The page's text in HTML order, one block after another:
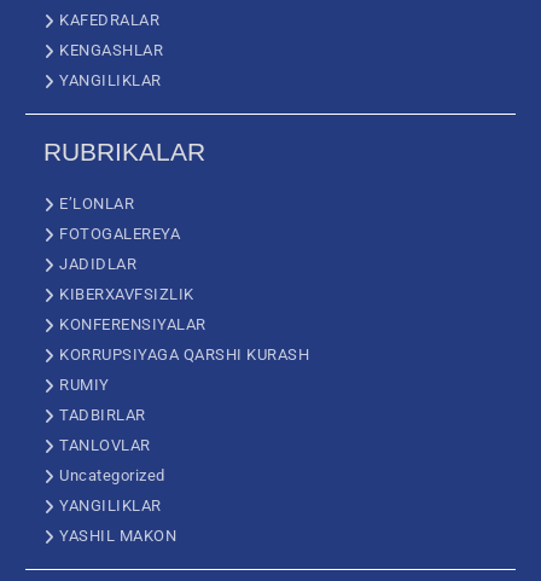
KAFEDRALAR
KENGASHLAR
YANGILIKLAR
RUBRIKALAR
E’LONLAR
FOTOGALEREYA
JADIDLAR
KIBERXAVFSIZLIK
KONFERENSIYALAR
KORRUPSIYAGA QARSHI KURASH
RUMIY
TADBIRLAR
TANLOVLAR
Uncategorized
YANGILIKLAR
YASHIL MAKON